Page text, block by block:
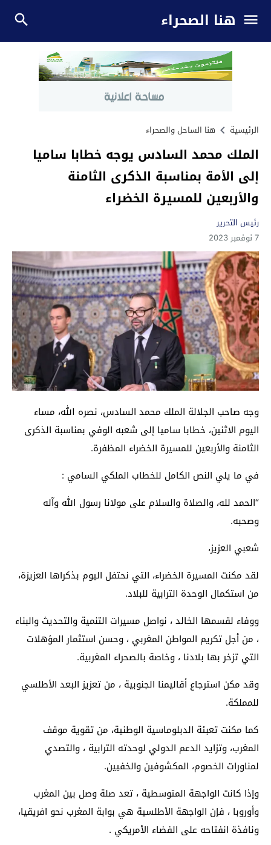
هنا الصحراء
الرئيسية هنا الساحل والصحراء
الملك محمد السادس يوجه خطابا ساميا
إلى الأمة بمناسبة الذكرى الثامنة
والأربعين للمسيرة الخضراء
رئيس التحرير
7 نوفمبر 2023
وجه صاحب الجلالة الملك محمد السادس، نصره الله، مساء
اليوم الاثنين، خطابا ساميا إلى شعبه الوفي بمناسبة الذكرى
الثامنة والأربعين للمسيرة الخضراء المظفرة.
في ما يلي النص الكامل للخطاب الملكي السامي :
“الحمد لله، والصلاة والسلام علی مولانا رسول الله وآله
وصحبه.
شعبي العزيز،
لقد مكنت المسيرة الخضراء، التي نحتفل اليوم بذكراها العزيزة،
من استكمال الوحدة الترابية للبلاد.
ووفاء لقسمها الخالد ، نواصل مسيرات التنمية والتحديث والبناء
، من أجل تكريم المواطن المغربي ، وحسن استثمار المؤهلات
التي تزخر بها بلادنا ، وخاصة بالصحراء المغربية.
وقد مكن استرجاع أقاليمنا الجنوبية ، من تعزيز البعد الأطلسي
للمملكة.
كما مكنت تعبئة الدبلوماسية الوطنية، من تقوية موقف
المغرب، وتزايد الدعم الدولي لوحدته الترابية ، والتصدي
لمناورات الخصوم، المكشوفين والخفيين.
وإذا كانت الواجهة المتوسطية ، تعد صلة وصل بين المغرب
وأوروبا ، فإن الواجهة الأطلسية هي بوابة المغرب نحو افريقيا،
ونافذة انفتاحه على الفضاء الأمريكي .